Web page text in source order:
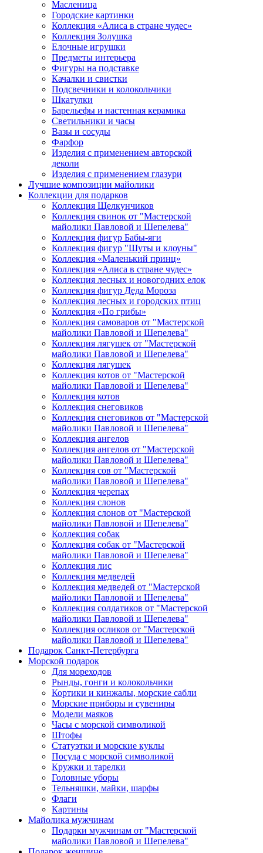
Масленица
Городские картинки
Коллекция «Алиса в стране чудес»
Коллекция Золушка
Елочные игрушки
Предметы интерьера
Фигуры на подставке
Качалки и свистки
Подсвечники и колокольчики
Шкатулки
Барельефы и настенная керамика
Светильники и часы
Вазы и сосуды
Фарфор
Изделия с применением авторской
деколи
Изделия с применением глазури
Лучшие композиции майолики
Коллекции для подарков
Коллекция Щелкунчиков
Коллекция свинок от "Мастерской
майолики Павловой и Шепелева"
Коллекция фигур Бабы-яги
Коллекция фигур "Шуты и клоуны"
Коллекция «Маленький принц»
Коллекция «Алиса в стране чудес»
Коллекция лесных и новогодних елок
Коллекция фигур Деда Мороза
Коллекция лесных и городских птиц
Коллекция «По грибы»
Коллекция самоваров от "Мастерской
майолики Павловой и Шепелева"
Коллекция лягушек от "Мастерской
майолики Павловой и Шепелева"
Коллекция лягушек
Коллекция котов от "Мастерской
майолики Павловой и Шепелева"
Коллекция котов
Коллекция снеговиков
Коллекция снеговиков от "Мастерской
майолики Павловой и Шепелева"
Коллекция ангелов
Коллекция ангелов от "Мастерской
майолики Павловой и Шепелева"
Коллекция сов от "Мастерской
майолики Павловой и Шепелева"
Коллекция черепах
Коллекция слонов
Коллекция слонов от "Мастерской
майолики Павловой и Шепелева"
Коллекция собак
Коллекция собак от "Мастерской
майолики Павловой и Шепелева"
Коллекция лис
Коллекция медведей
Коллекция медведей от "Мастерской
майолики Павловой и Шепелева"
Коллекция солдатиков от "Мастерской
майолики Павловой и Шепелева"
Коллекция осликов от "Мастерской
майолики Павловой и Шепелева"
Подарок Санкт-Петербурга
Морской подарок
Для мореходов
Рынды, гонги и колокольчики
Кортики и кинжалы, морские сабли
Морские приборы и сувениры
Модели маяков
Часы с морской символикой
Штофы
Статуэтки и морские куклы
Посуда с морской символикой
Кружки и тарелки
Головные уборы
Тельняшки, майки, шарфы
Флаги
Картины
Майолика мужчинам
Подарки мужчинам от "Мастерской
майолики Павловой и Шепелева"